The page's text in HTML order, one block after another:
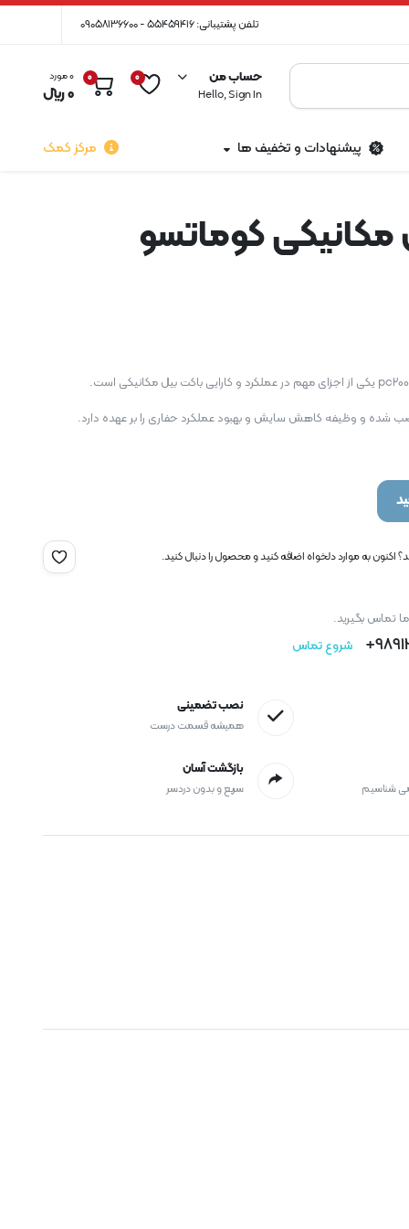
تلفن پشتیبانی: 55459416 - 09058136600
حساب من
Hello, Sign In
0
0 0 مورد
0﷼
پیشنهادات و تخفیف ها مرکز کمک
کوماتسو
شده و وظیفه کاهش سایش و بهبود عملکرد حفاری را بر عهده دارد.
اکنون به موارد دلخواه اضافه کنید و محصول را دنبال کنید.
تماس بگیرید.
شروع تماس
نصب تضمینی
همیشه قسمت درست
شناسیم
بازگشت آسان
سریع و بدون دردسر